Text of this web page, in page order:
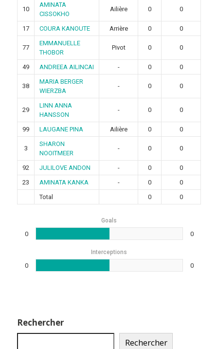
10
AMINATA
CISSOKHO
Ailière 0 0
17 COURA KANOUTE Arrière 0 0
77
EMMANUELLE
THOBOR
Pivot 0 0
49 ANDREEA AILINCAI - 0 0
38
MARIA BERGER
WIERZBA
- 0 0
29
LINN ANNA
HANSSON
- 0 0
99 LAUGANE PINA Ailière 0 0
3
SHARON
NOOITMEER
- 0 0
92 JULILOVE ANDON - 0
0
23
AMINATA KANKA - 0
0
Total
0 0
Goals
0 0
Interceptions
0 0
Rechercher
Rechercher